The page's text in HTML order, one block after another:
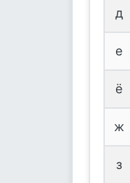
д
е
ë
ж
з